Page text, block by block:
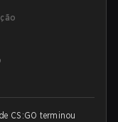
CS:GO terminou